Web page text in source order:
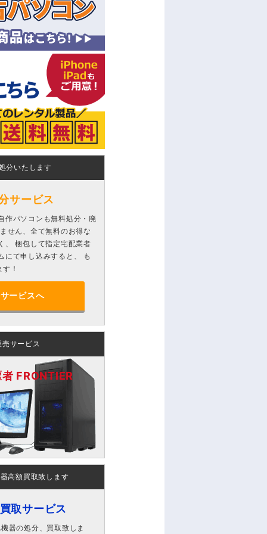
分いたします
サービス
作パソコンも無料処分・廃
せん、全て無料のお得な
、 梱包して指定宅配業者
にて申し込みすると、 も
！
ービスへ
サービス
FRONTIER
高額買取致します
取サービス
器の処分、買取致しま